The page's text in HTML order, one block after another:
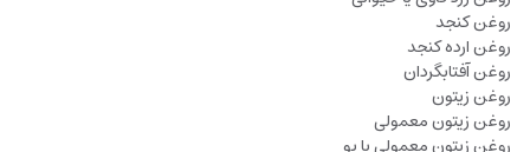
روغن کنجد
روغن ارده کنجد
روغن آفتابگردان
روغن زیتون
روغن زیتون معمولی
روغن زیتون معمولی با بو